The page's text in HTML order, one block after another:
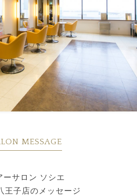
MESSAGE
ーサロン ソシエ
王子店のメッセージ